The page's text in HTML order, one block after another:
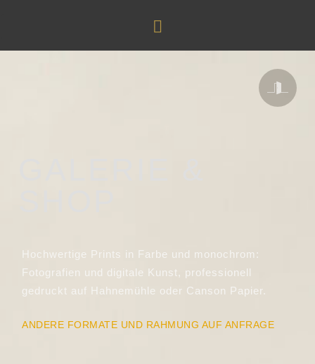
Hochwertige Prints in Farbe und monochrom:
Fotografien und digitale Kunst, professionell
gedruckt auf Hahnemühle oder Canson Papier.
ANDERE FORMATE UND RAHMUNG AUF ANFRAGE